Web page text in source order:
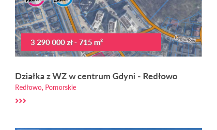
3 290 000 zł - 715 m²
Działka z WZ w centrum Gdyni - Redłowo
Redłowo, Pomorskie